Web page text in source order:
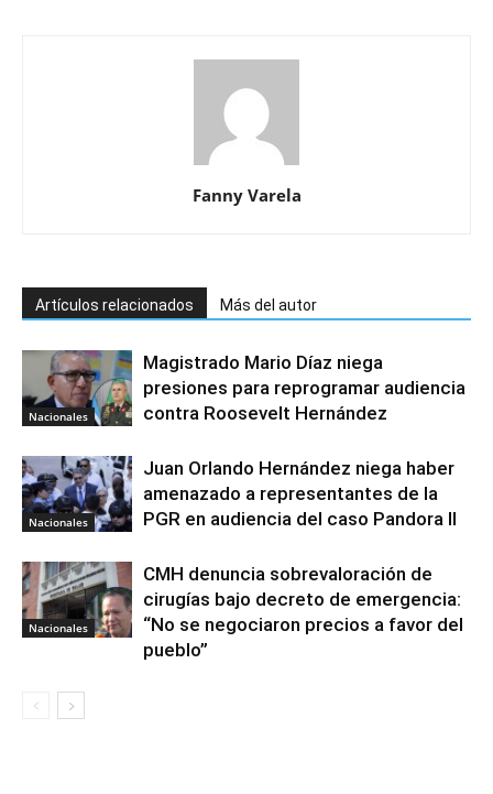
Fanny Varela
Artículos relacionados Más del autor
Nacionales
Magistrado Mario Díaz niega
presiones para reprogramar audiencia
contra Roosevelt Hernández
Nacionales
Juan Orlando Hernández niega haber
amenazado a representantes de la
PGR en audiencia del caso Pandora II
Nacionales
CMH denuncia sobrevaloración de
cirugías bajo decreto de emergencia:
“No se negociaron precios a favor del
pueblo”